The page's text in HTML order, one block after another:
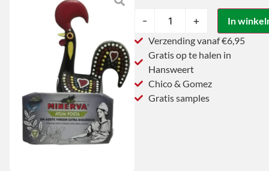
- +
In
Verzending vanaf €6,95
Gratis op te halen in
Hansweert
Chico & Gomez
Gratis samples